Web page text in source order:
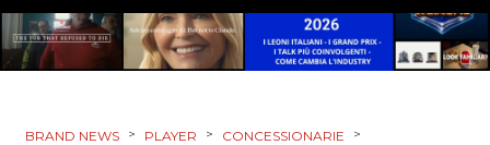
BRAND NEWS > PLAYER > CONCESSIONARIE >